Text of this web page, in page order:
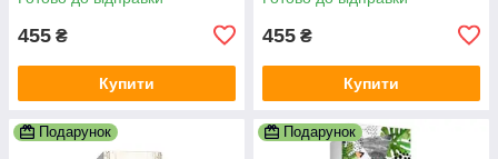
Синій
455 ₴
Купити
Коричневий
455 ₴
Купити
Подарунок Подарунок